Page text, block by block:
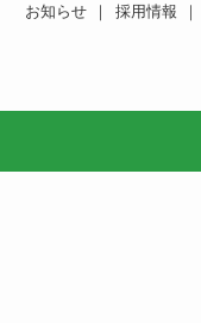
お知らせ
｜ 採用情報 ｜